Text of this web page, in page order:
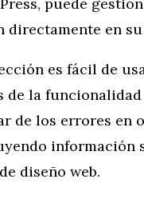
en
es fácil de
de la
de los errores en
información
diseño web.